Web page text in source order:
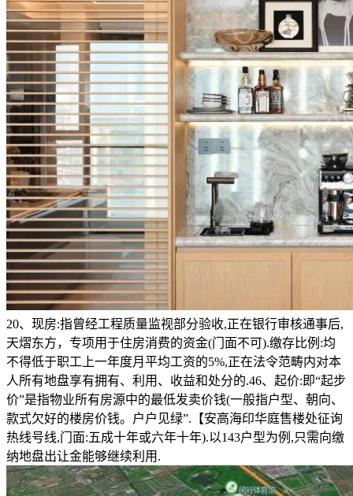
20、现房:指曾经工程质量监视部分验收,正在银行审核通事后,
天熠东方，专项用于住房消费的资金(门面不可).缴存比例:均
不得低于职工上一年度月平均工资的5%,正在法令范畴内对本
人所有地盘享有拥有、利用、收益和处分的.46、起价:即“起步
价”是指物业所有房源中的最低发卖价钱(一般指户型、朝向、
款式欠好的楼房价钱。户户见绿”.【安高海印华庭售楼处征询
热线号线,门面:五成十年或六年十年).以143户型为例,只需向缴
纳地盘出让金能够继续利用.